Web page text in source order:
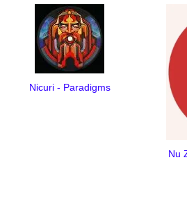
Nicuri - Paradigms
Nu